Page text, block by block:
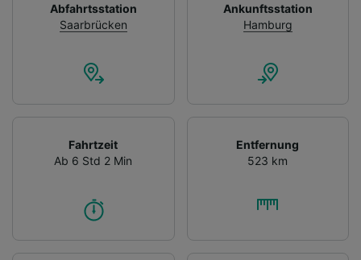
Abfahrtsstation
Saarbrücken
Ankunftsstation
Hamburg
Fahrtzeit
Ab 6 Std 2 Min
Entfernung
523 km